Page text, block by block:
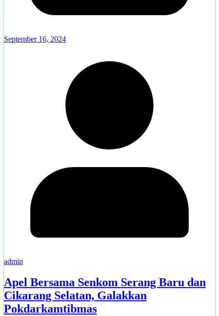
September 16, 2024
admin
Apel Bersama Senkom Serang Baru dan
Cikarang Selatan, Galakkan
Pokdarkamtibmas